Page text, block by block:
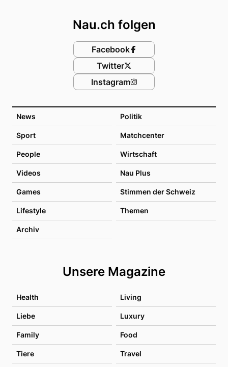
News Politik
Sport Matchcenter
People Wirtschaft
Videos Nau Plus
Games Stimmen der Schweiz
Lifestyle Themen
Archiv
Unsere Magazine
Health Living
Liebe Luxury
Family Food
Tiere Travel
Nau.ch folgen
Facebook
Twitter
Instagram